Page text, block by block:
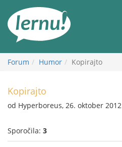
vsebini
Forum Humor Kopirajto
Kopirajto
od Hyperboreus, 26. oktober 2012
Sporočila: 3